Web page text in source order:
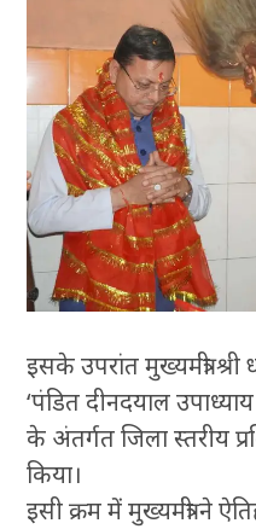
इसके उपरांत मुख्यमंत्री
‘पंडित दीनदयाल
के अंतर्गत जिला स्तरीय
किया।
इसी क्रम में मुख्यमंत्री ने